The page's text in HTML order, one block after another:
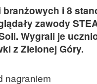
i 8
zawody
Wygrali je
z Zielonej Góry.
nagraniem